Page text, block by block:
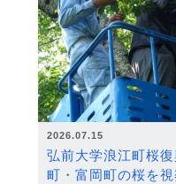
2026.07.15
弘前大学浪江町桜
町・富岡町の桜を視